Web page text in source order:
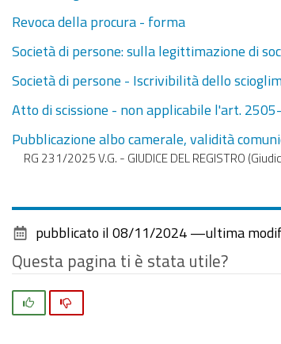
Revoca della procura - forma
Società di persone: sulla legittimazione di
Società di persone - Iscrivibilità dello
Atto di scissione - non applicabile l'art.
Pubblicazione albo camerale, validità
RG 231/2025 V.G. - GIUDICE DEL REGISTRO
pubblicato il 08/11/2024 —ultima
Questa pagina ti è stata utile?